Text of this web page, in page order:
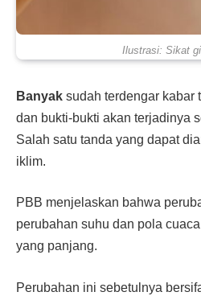
Ilustrasi: Sikat
Banyak sudah terdengar kabar
dan bukti-bukti akan terjadinya
Salah satu tanda yang dapat
iklim.
PBB menjelaskan bahwa
perubahan suhu dan pola
yang panjang.
Perubahan ini sebetulnya